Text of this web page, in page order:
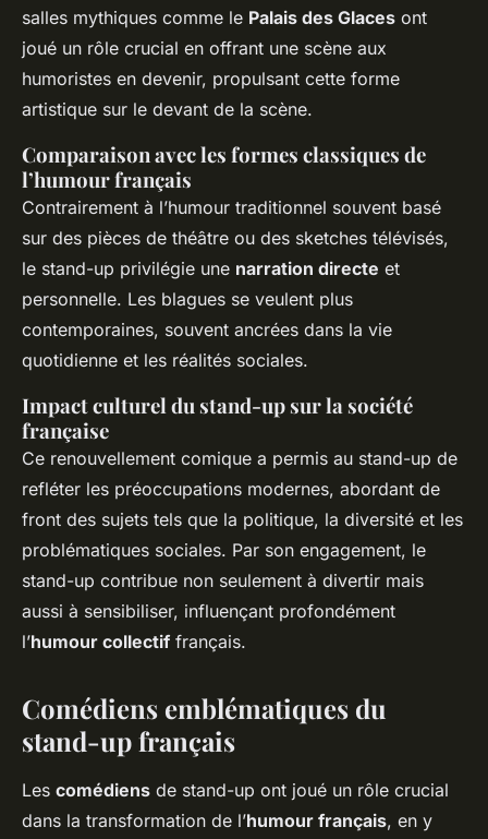
salles mythiques comme le Palais des Glaces ont
joué un rôle crucial en offrant une scène aux
humoristes en devenir, propulsant cette forme
artistique sur le devant de la scène.
Comparaison avec les formes classiques de
l’humour français
Contrairement à l’humour traditionnel souvent basé
sur des pièces de théâtre ou des sketches télévisés,
le stand-up privilégie une narration directe et
personnelle. Les blagues se veulent plus
contemporaines, souvent ancrées dans la vie
quotidienne et les réalités sociales.
Impact culturel du stand-up sur la société
française
Ce renouvellement comique a permis au stand-up de
refléter les préoccupations modernes, abordant de
front des sujets tels que la politique, la diversité et les
problématiques sociales. Par son engagement, le
stand-up contribue non seulement à divertir mais
aussi à sensibiliser, influençant profondément
l’humour collectif français.
Comédiens emblématiques du
stand-up français
Les comédiens de stand-up ont joué un rôle crucial
dans la transformation de l’humour français, en y